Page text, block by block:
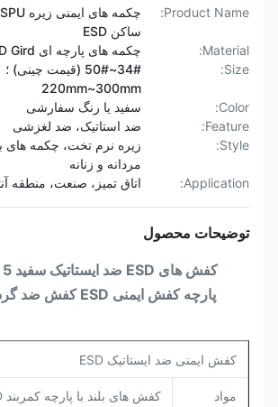
Product Name:
ساکن ESD
Material:
چکمه های پارچه ای SPU+ESD Gird
Size:
34#~50# (قیمت چینی) ؛
220mm~300mm
Color:
سفید یا رنگ سفارشی
Feature:
ضد استاتیک، ضد لغزشی
Style:
مردانه و زنانه
Application:
اتاق تمیز، صنعت، منطقه
توضیحات محصول
پارچه کفش ایمنی ESD کفش ضد گرد و غبار اتاق تمیز
کفش ایمنی ضد ایستاتیک ESD
مواد کفش های بلند با پارچه کمربند SPU+ESD